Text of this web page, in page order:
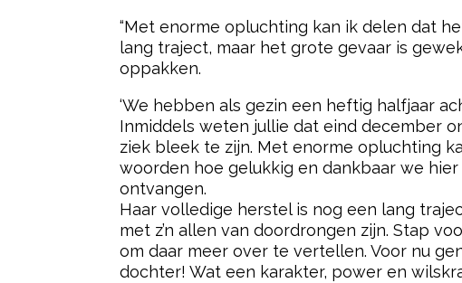
“Met enorme opluchting kan ik delen dat
lang traject, maar het grote gevaar is
oppakken.
‘We hebben als gezin een heftig halfjaar
Inmiddels weten jullie dat eind december
ziek bleek te zijn. Met enorme opluchting
woorden hoe gelukkig en dankbaar we
ontvangen.
Haar volledige herstel is nog een lang
met z’n allen van doordrongen zijn. Stap
om daar meer over te vertellen. Voor nu
dochter! Wat een karakter, power en